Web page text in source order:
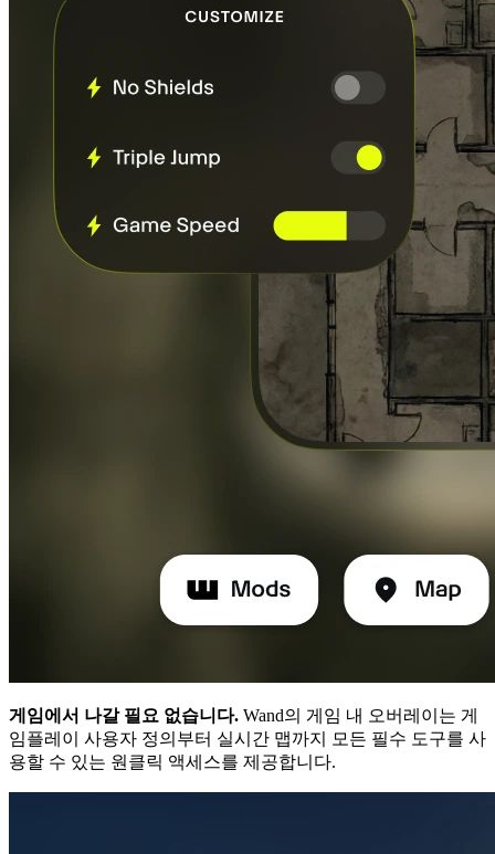
게임에서 나갈 필요 없습니다. Wand의 게임 내 오버레이는 게
임플레이 사용자 정의부터 실시간 맵까지 모든 필수 도구를 사
용할 수 있는 원클릭 액세스를 제공합니다.